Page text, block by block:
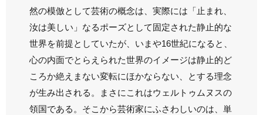
然の模倣として芸術の概念は、実際には「止まれ、
汝は美しい」なるポーズとして固定された静止的な
世界を前提としていたが、いまや16世紀になると、
心の内面でとらえられた世界のイメージは静止的ど
ころか絶えまない変転にほかならない、とする理念
が生み出される。まさにこれはウェルトゥムヌスの
領国である。そこから芸術家にふさわしいのは、単